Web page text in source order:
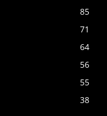
85
71
64
56
55
38